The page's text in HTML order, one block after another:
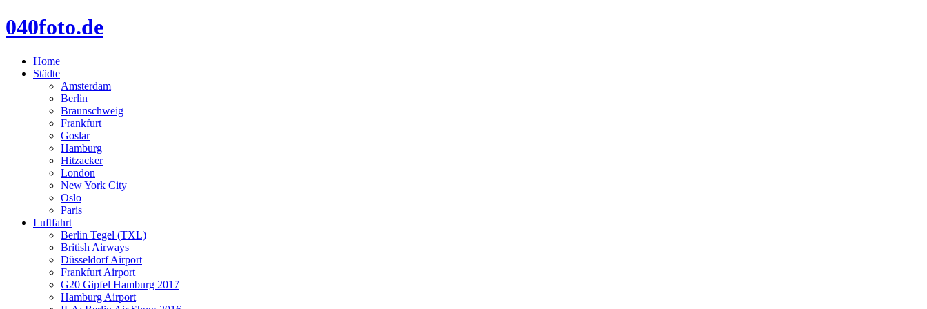
040foto.de
Home
Städte
Amsterdam
Berlin
Braunschweig
Frankfurt
Goslar
Hamburg
Hitzacker
London
New York City
Oslo
Paris
Luftfahrt
Berlin Tegel (TXL)
British Airways
Düsseldorf Airport
Frankfurt Airport
G20 Gipfel Hamburg 2017
Hamburg Airport